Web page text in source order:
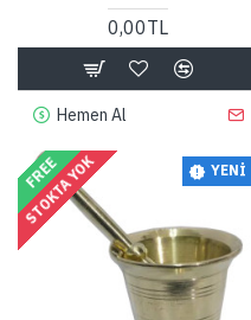
0,00TL
Hemen Al
YENI
FREE
STOKTA YOK